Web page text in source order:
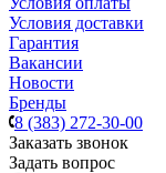
Условия доставки
Гарантия
Вакансии
Новости
Бренды
8 (383) 272-30-00
Заказать звонок
Задать вопрос